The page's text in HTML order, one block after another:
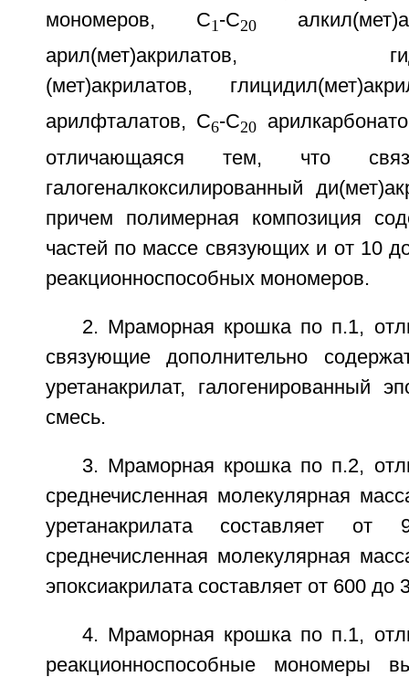
мономеров, C1-C20
арил(мет)акрилатов,
(мет)акрилатов,
арилфталатов, C6-C20
отличающаяся тем, что
галогеналкоксилированный
причем полимерная композиция
частей по массе связующих и от 10
реакционноспособных мономеров.
2. Мраморная крошка по п.1,
связующие дополнительно
уретанакрилат, галогенированный
смесь.
3. Мраморная крошка по п.2,
среднечисленная молекулярная
уретанакрилата составляет
среднечисленная молекулярная
эпоксиакрилата составляет от 600 до
4. Мраморная крошка по п.1,
реакционноспособные мономеры